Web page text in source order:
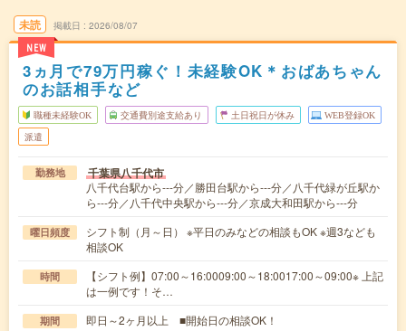
未読
NEW
掲載日 2026/08/07
3ヵ月で79万円稼ぐ！未経験OK＊おばあちゃん
のお話相手など
職種未経験OK 交通費別途支給あり 土日祝日が休み WEB登録OK
派遣
勤務地 千葉県八千代市
八千代台駅から---分／勝田台駅から---分／八千代緑が丘駅か
ら---分／八千代中央駅から---分／京成大和田駅から---分
曜日頻度
シフト制（月～日） ※平日のみなどの相談もOK ※週3なども
相談OK
時間
【シフト例】07:00～16:0009:00～18:0017:00～09:00※ 上記
は一例です！そ…
期間 即日～2ヶ月以上 ■開始日の相談OK！